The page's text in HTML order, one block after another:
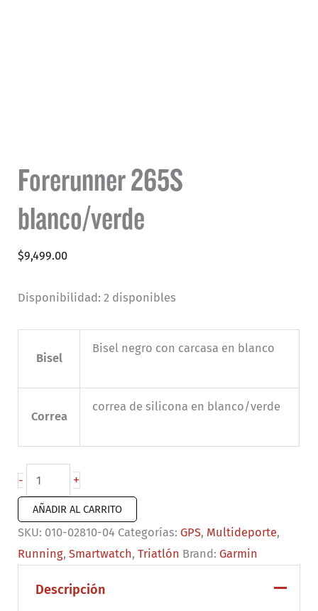
Forerunner 265S
blanco/verde
$9,499.00
Disponibilidad: 2 disponibles
Bisel
Bisel negro con carcasa en blanco
Correa
correa de silicona en blanco/verde
-
Forerunner
265S
blanco/verde
cantidad
+
AÑADIR AL CARRITO
SKU: 010-02810-04 Categorías: GPS, Multideporte,
Running,Smartwatch,Triatlón Brand: Garmin
Descripción